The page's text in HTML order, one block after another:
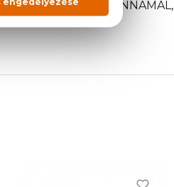
AMYL CINNAMAL,